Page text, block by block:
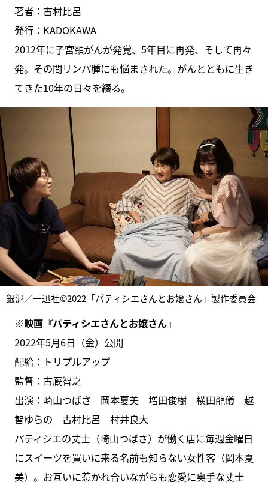
著者：古村比呂
発行：KADOKAWA
2012年に子宮頸がんが発覚、5年目に再発、そして再々
発。その間リンパ腫にも悩まされた。がんとともに生き
てきた10年の日々を綴る。
銀泥／一迅社©2022「パティシエさんとお嬢さん」製作委員会
※映画『パティシエさんとお嬢さん』
2022年5月6日（金）公開
配給：トリプルアップ
監督：古厩智之
出演：崎山つばさ 岡本夏美 増田俊樹 横田龍儀 越
智ゆらの 古村比呂 村井良大
パティシエの丈士（崎山つばさ）が働く店に毎週金曜日
にスイーツを買いに来る名前も知らない女性客（岡本夏
美）。お互いに惹かれ合いながらも恋愛に奥手な丈士